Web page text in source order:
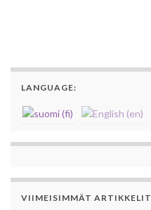
LANGUAGE:
VIIMEISIMMÄT ARTIKKELIT